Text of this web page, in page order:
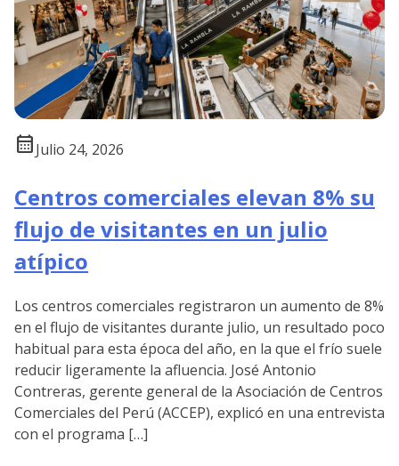
calendar_monthJulio 24, 2026
Centros comerciales elevan 8% su
flujo de visitantes en un julio
atípico
Los centros comerciales registraron un aumento de 8%
en el flujo de visitantes durante julio, un resultado poco
habitual para esta época del año, en la que el frío suele
reducir ligeramente la afluencia. José Antonio
Contreras, gerente general de la Asociación de Centros
Comerciales del Perú (ACCEP), explicó en una entrevista
con el programa […]